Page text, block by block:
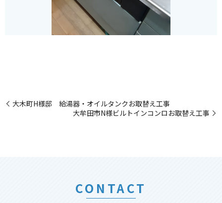
大木町H様邸 給湯器・オイルタンクお取替え工事
大牟田市N様ビルトインコンロお取替え工事
CONTACT